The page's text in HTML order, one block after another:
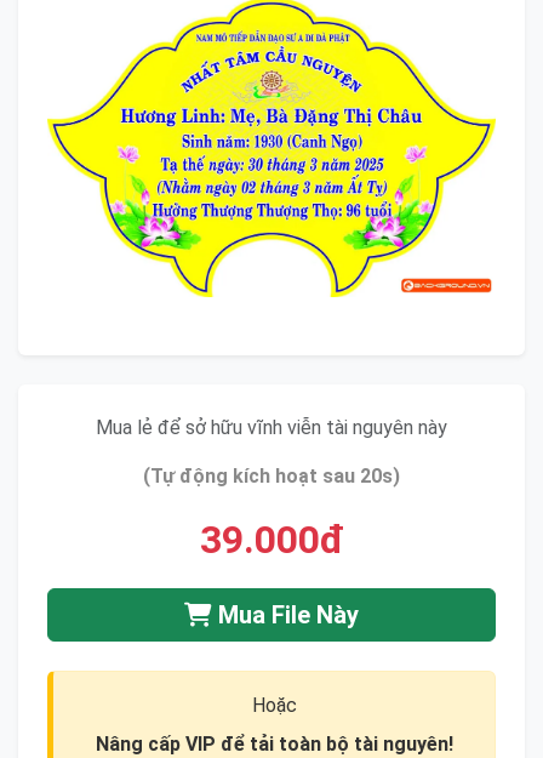
Mua lẻ để sở hữu vĩnh viễn tài nguyên này
(Tự động kích hoạt sau 20s)
39.000đ
Mua File Này
Hoặc
Nâng cấp VIP để tải toàn bộ tài nguyên!